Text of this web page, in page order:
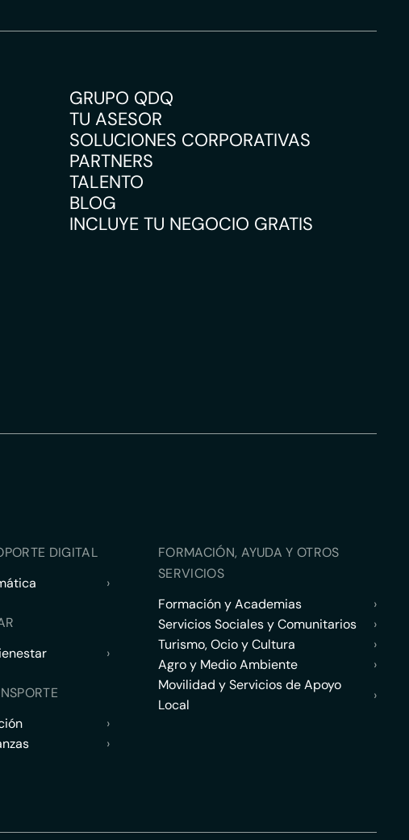
GRUPO QDQ
TU ASESOR
SOLUCIONES CORPORATIVAS
PARTNERS
TALENTO
BLOG
INCLUYE TU NEGOCIO GRATIS
DIGITAL
›
›
›
›
FORMACIÓN, AYUDA Y OTROS
SERVICIOS
Formación y Academias
›
Servicios Sociales y Comunitarios
›
Turismo, Ocio y Cultura
›
Agro y Medio Ambiente
›
Movilidad y Servicios de Apoyo
Local
›